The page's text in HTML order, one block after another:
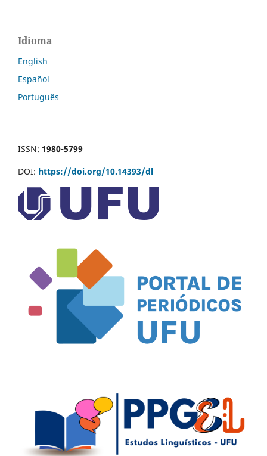
Idioma
English
Español
Português
ISSN: 1980-5799
DOI: https://doi.org/10.14393/dl